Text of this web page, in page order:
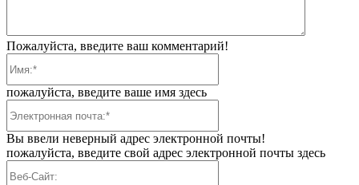
Пожалуйста, введите ваш комментарий!
пожалуйста, введите ваше имя здесь
Вы ввели неверный адрес электронной почты!
пожалуйста, введите свой адрес электронной почты здесь